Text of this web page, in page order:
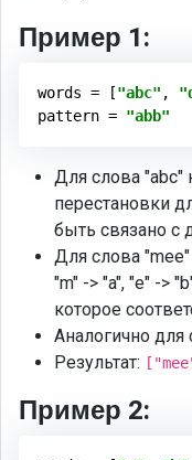
Пример 1:
words = ["abc" ,
pattern = "abb"
Для слова "abc"
перестановки
быть связано с
Для слова
"m" -> "a", "e" ->
которое
Аналогично для
Результат:
Пример 2: